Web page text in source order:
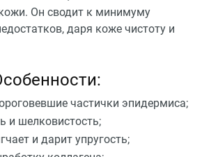
Он сводит к минимуму
даря коже чистоту и
частички эпидермиса;
и шелковистость;
и дарит упругость;